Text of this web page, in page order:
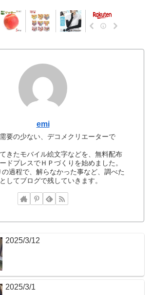
emi
要の少ない、デコメクリエーターで
きたモバイル絵文字などを、無料配布
ドプレスでＨＰづくりを始めました。
の過程で、解らなかった事など、調べた
してブログで残していきます。
2025/3/12
2025/3/1